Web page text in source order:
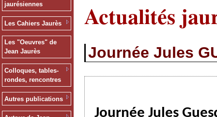
jaurésiennes
Les Cahiers Jaurès
Les "Oeuvres" de
Jean Jaurès
Colloques, tables-
rondes, rencontres
Autres publications
Actualités
Journée Jules
Journée Jules